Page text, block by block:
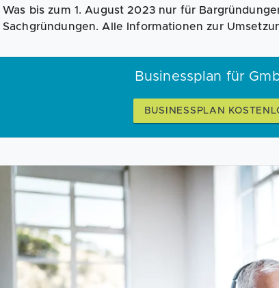
Was bis zum 1. August 2023 nur für
Sachgründungen. Alle Informationen zur
Businessplan für
BUSINESSPLAN